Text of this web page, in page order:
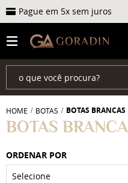
Pague em 5x sem juros
HOME BOTAS BOTAS BRANCAS
BOTAS
ORDENAR POR
Selecione